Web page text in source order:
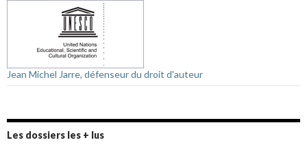
Jean Michel Jarre, défenseur du droit d'auteur
Les dossiers les + lus